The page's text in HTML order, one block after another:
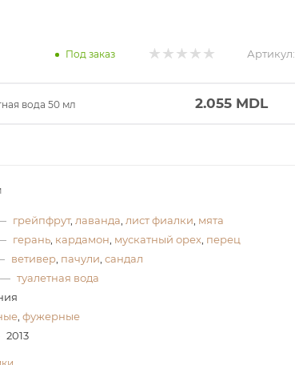
Под заказ Артикул:
вода 50 мл 2.055 MDL
грейпфрут, лаванда лист фиалки мята
герань, кардамон мускатный орех, перец
ветивер, пачули сандал
— туалетная вода
, фужерные
2013